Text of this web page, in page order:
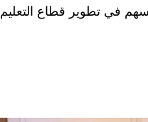
في تطوير قطاع التعليم